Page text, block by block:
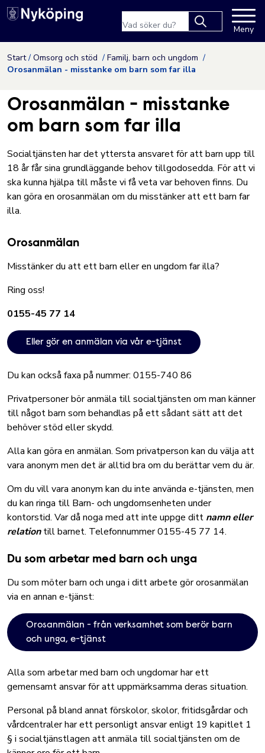
Hoppa till innehåll
Nyköpings kommuns
results.
Meny
Start Omsorg och stöd
Familj, barn och ungdom
Orosanmälan - misstanke om barn som far illa
Orosanmälan - misstanke
om barn som far illa
Socialtjänsten har det yttersta ansvaret för att barn upp till
18 år får sina grundläggande behov tillgodosedda. För att vi
ska kunna hjälpa till måste vi få veta var behoven finns. Du
kan göra en orosanmälan om du misstänker att ett barn far
illa.
Orosanmälan
Misstänker du att ett barn eller en ungdom far illa?
Ring oss!
0155-45 77 14
Eller gör en anmälan via vår e-tjänst
Du kan också faxa på nummer: 0155-740 86
Privatpersoner bör anmäla till socialtjänsten om man känner
till något barn som behandlas på ett sådant sätt att det
behöver stöd eller skydd.
Alla kan göra en anmälan. Som privatperson kan du välja att
vara anonym men det är alltid bra om du berättar vem du är.
Om du vill vara anonym kan du inte använda e-tjänsten, men
du kan ringa till Barn- och ungdomsenheten under
kontorstid. Var då noga med att inte uppge ditt namn eller
relationtill barnet. Telefonnummer 0155-45 77 14.
Du som arbetar med barn och unga
Du som möter barn och unga i ditt arbete gör orosanmälan
via en annan e-tjänst:
Orosanmälan - från verksamhet som berör barn
och unga, e-tjänst
Alla som arbetar med barn och ungdomar har ett
gemensamt ansvar för att uppmärksamma deras situation.
Personal på bland annat förskolor, skolor, fritidsgårdar och
vårdcentraler har ett personligt ansvar enligt 19 kapitlet 1
§ i socialtjänstlagen att anmäla till socialtjänsten om de